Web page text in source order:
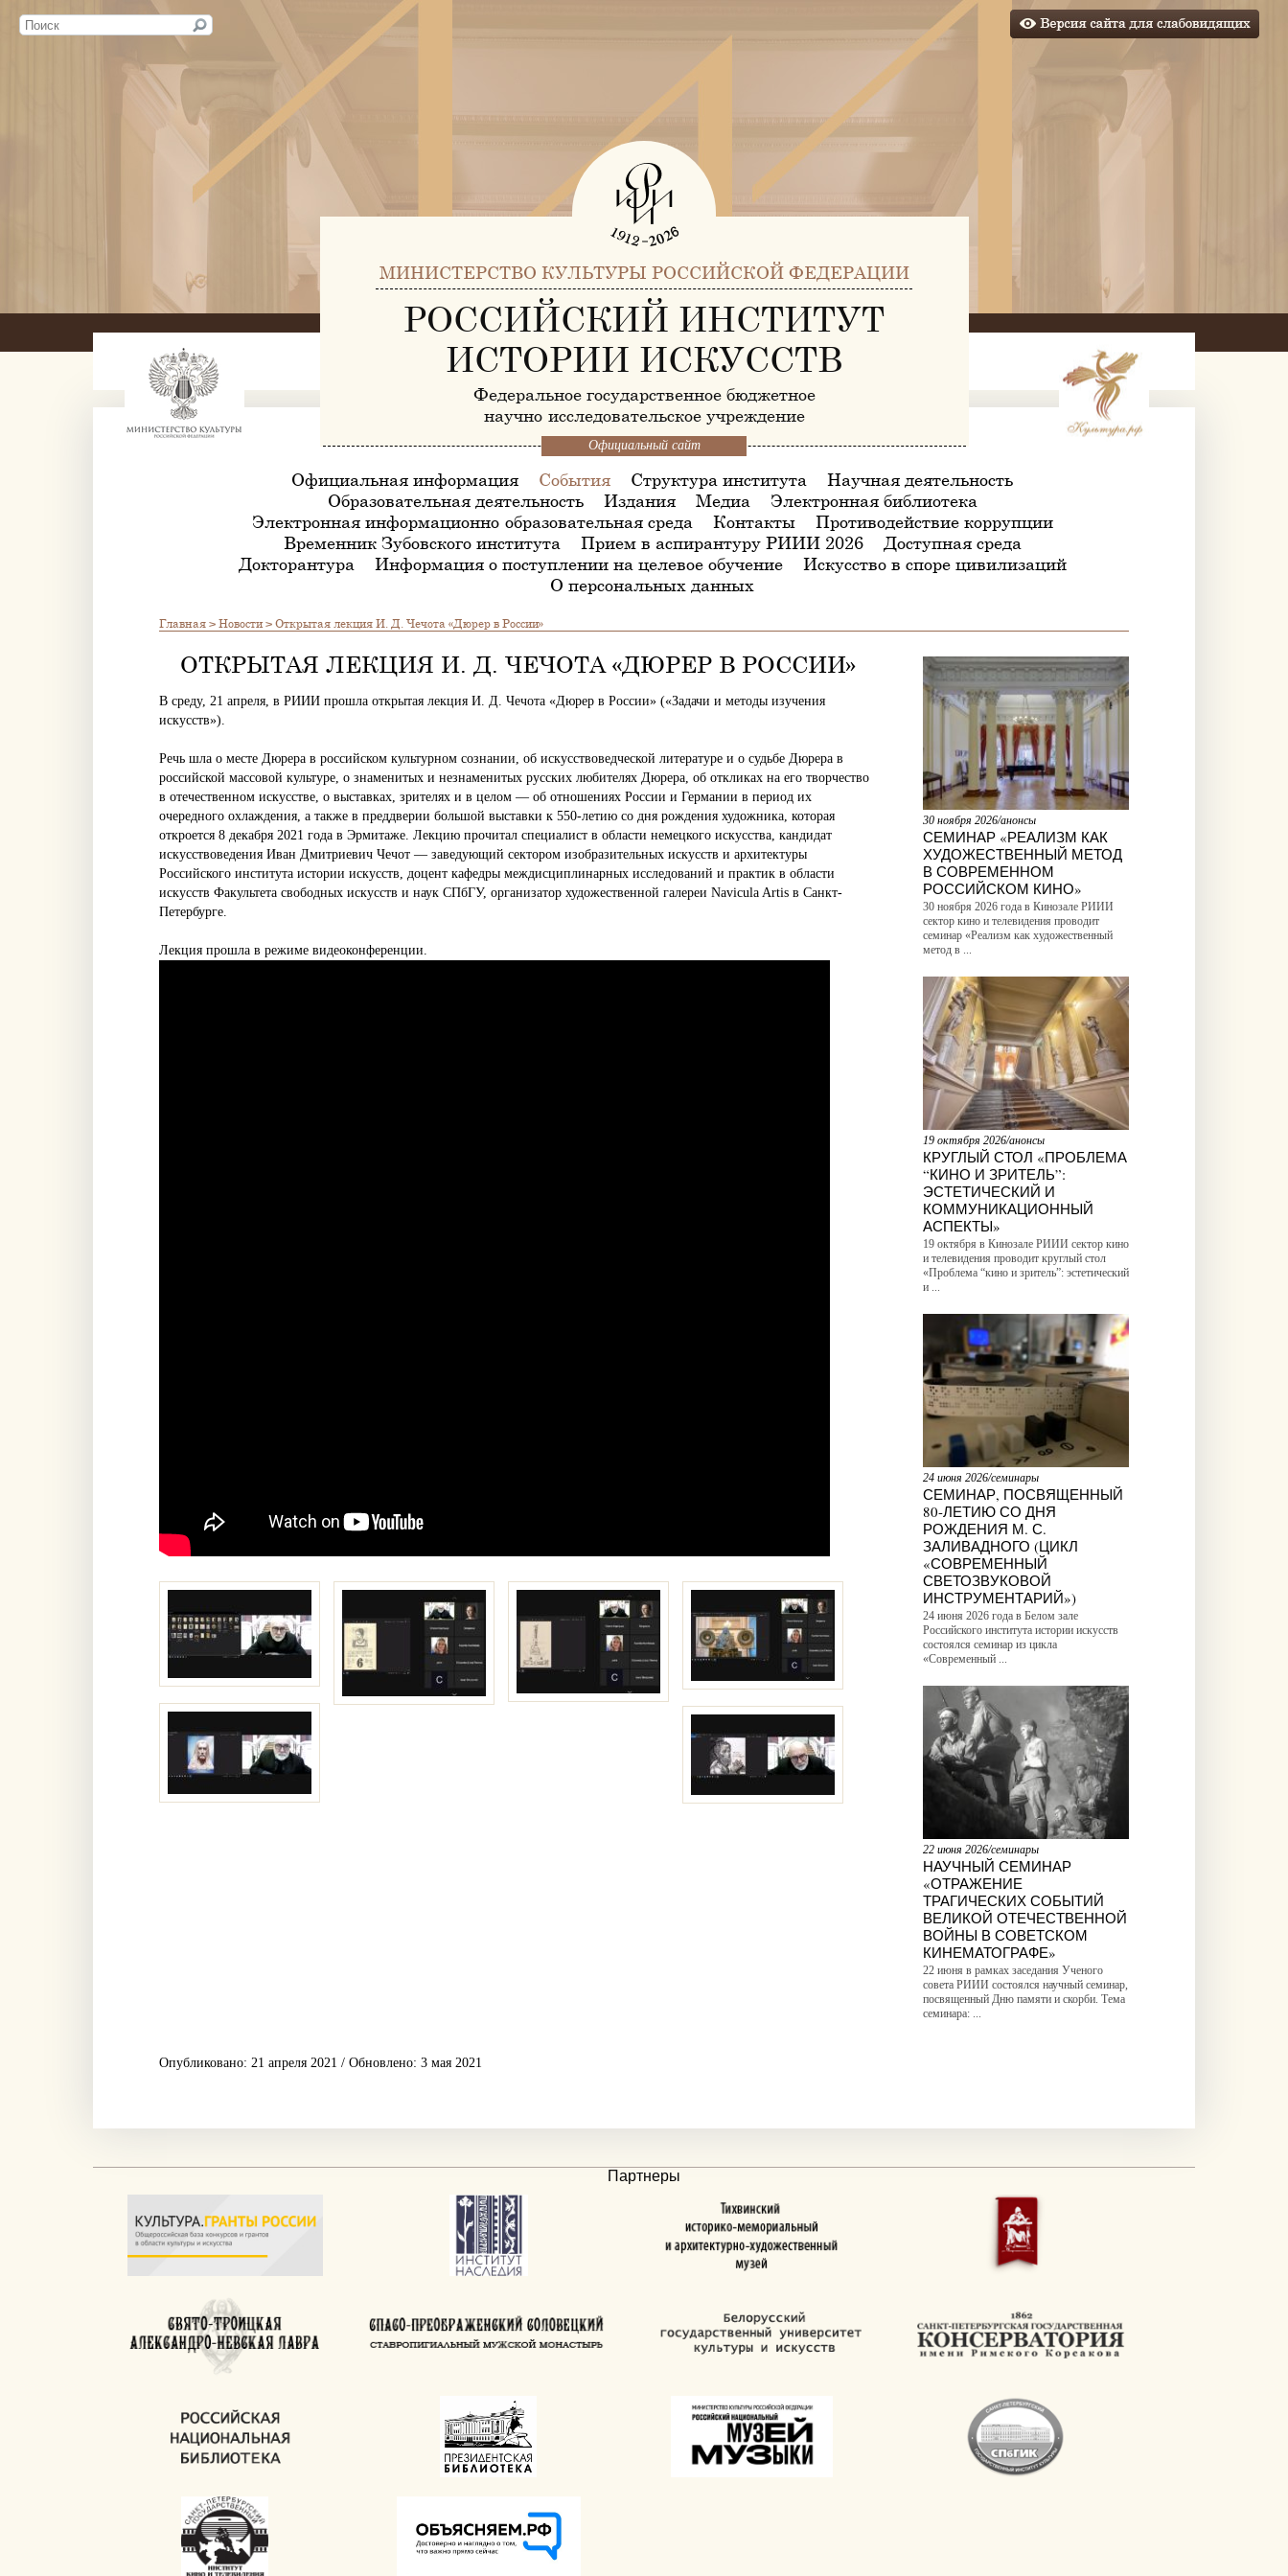
МИНИСТЕРСТВО КУЛЬТУРЫ РОССИЙСКОЙ ФЕДЕРАЦИИ
РОССИЙСКИЙ ИНСТИТУТ
ИСТОРИИ ИСКУССТВ
Федеральное государственное бюджетное
научно-исследовательское учреждение
Официальный сайт
Официальная информация События Структура института
Научная деятельность
Образовательная деятельность
Издания Медиа
Электронная библиотека
Электронная информационно-образовательная среда
Контакты
Противодействие коррупции
Временник Зубовского института
Прием в аспирантуру РИИИ 2026
Доступная среда
Докторантура
Информация о поступлении на целевое обучение
Искусство в споре цивилизаций
О персональных данных
Главная>Новости>Открытая лекция И. Д. Чечота «Дюрер в России»
30 ноября 2026/анонсы
СЕМИНАР «РЕАЛИЗМ КАК
ХУДОЖЕСТВЕННЫЙ МЕТОД
В СОВРЕМЕННОМ
РОССИЙСКОМ КИНО»
30 ноября 2026 года в Кинозале РИИИ
сектор кино и телевидения проводит
семинар «Реализм как художественный
метод в ...
19 октября 2026/анонсы
КРУГЛЫЙ СТОЛ «ПРОБЛЕМА
“КИНО И ЗРИТЕЛЬ”:
ЭСТЕТИЧЕСКИЙ И
КОММУНИКАЦИОННЫЙ
АСПЕКТЫ»
19 октября в Кинозале РИИИ сектор кино
и телевидения проводит круглый стол
«Проблема “кино и зритель”: эстетический
и ...
24 июня 2026/семинары
СЕМИНАР, ПОСВЯЩЕННЫЙ
80-ЛЕТИЮ СО ДНЯ
РОЖДЕНИЯ М. С.
ЗАЛИВАДНОГО (ЦИКЛ
«СОВРЕМЕННЫЙ
СВЕТОЗВУКОВОЙ
ИНСТРУМЕНТАРИЙ»)
24 июня 2026 года в Белом зале
Российского института истории искусств
состоялся семинар из цикла
«Современный ...
22 июня 2026/семинары
НАУЧНЫЙ СЕМИНАР
«ОТРАЖЕНИЕ
ТРАГИЧЕСКИХ СОБЫТИЙ
ВЕЛИКОЙ ОТЕЧЕСТВЕННОЙ
ВОЙНЫ В СОВЕТСКОМ
КИНЕМАТОГРАФЕ»
22 июня в рамках заседания Ученого
совета РИИИ состоялся научный семинар,
посвященный Дню памяти и скорби. Тема
семинара: ...
ОТКРЫТАЯ ЛЕКЦИЯ И. Д. ЧЕЧОТА «ДЮРЕР В РОССИИ»
В среду, 21 апреля, в РИИИ прошла открытая лекция И. Д. Чечота «Дюрер в России» («Задачи и методы изучения
искусств»).
Речь шла о месте Дюрера в российском культурном сознании, об искусствоведческой литературе и о судьбе Дюрера в
российской массовой культуре, о знаменитых и незнаменитых русских любителях Дюрера, об откликах на его творчество
в отечественном искусстве, о выставках, зрителях и в целом — об отношениях России и Германии в период их
очередного охлаждения, а также в преддверии большой выставки к 550-летию со дня рождения художника, которая
откроется 8 декабря 2021 года в Эрмитаже. Лекцию прочитал специалист в области немецкого искусства, кандидат
искусствоведения Иван Дмитриевич Чечот — заведующий сектором изобразительных искусств и архитектуры
Российского института истории искусств, доцент кафедры междисциплинарных исследований и практик в области
искусств Факультета свободных искусств и наук СПбГУ, организатор художественной галереи Navicula Artis в Санкт-
Петербурге.
Лекция прошла в режиме видеоконференции.
Опубликовано: 21 апреля 2021 / Обновлено: 3 мая 2021
Партнеры